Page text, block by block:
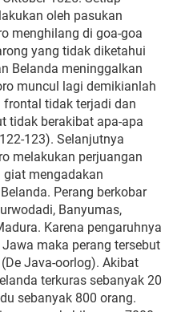
oleh pasukan
menghilang di goa-goa
yang tidak diketahui
Belanda meninggalkan
muncul lagi demikianlah
frontal tidak terjadi dan
tidak berakibat apa-apa
123). Selanjutnya
melakukan perjuangan
giat mengadakan
Perang berkobar
Banyumas,
Karena pengaruhnya
maka perang tersebut
Java-oorlog). Akibat
terkuras sebanyak 20
sebanyak 800 orang.